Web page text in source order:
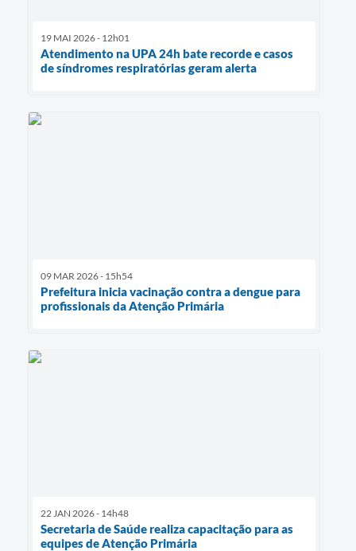
19 MAI 2026 - 12h01
Atendimento na UPA 24h bate recorde e casos
de síndromes respiratórias geram alerta
09 MAR 2026 - 15h54
Prefeitura inicia vacinação contra a dengue para
profissionais da Atenção Primária
22 JAN 2026 - 14h48
Secretaria de Saúde realiza capacitação para as
equipes de Atenção Primária